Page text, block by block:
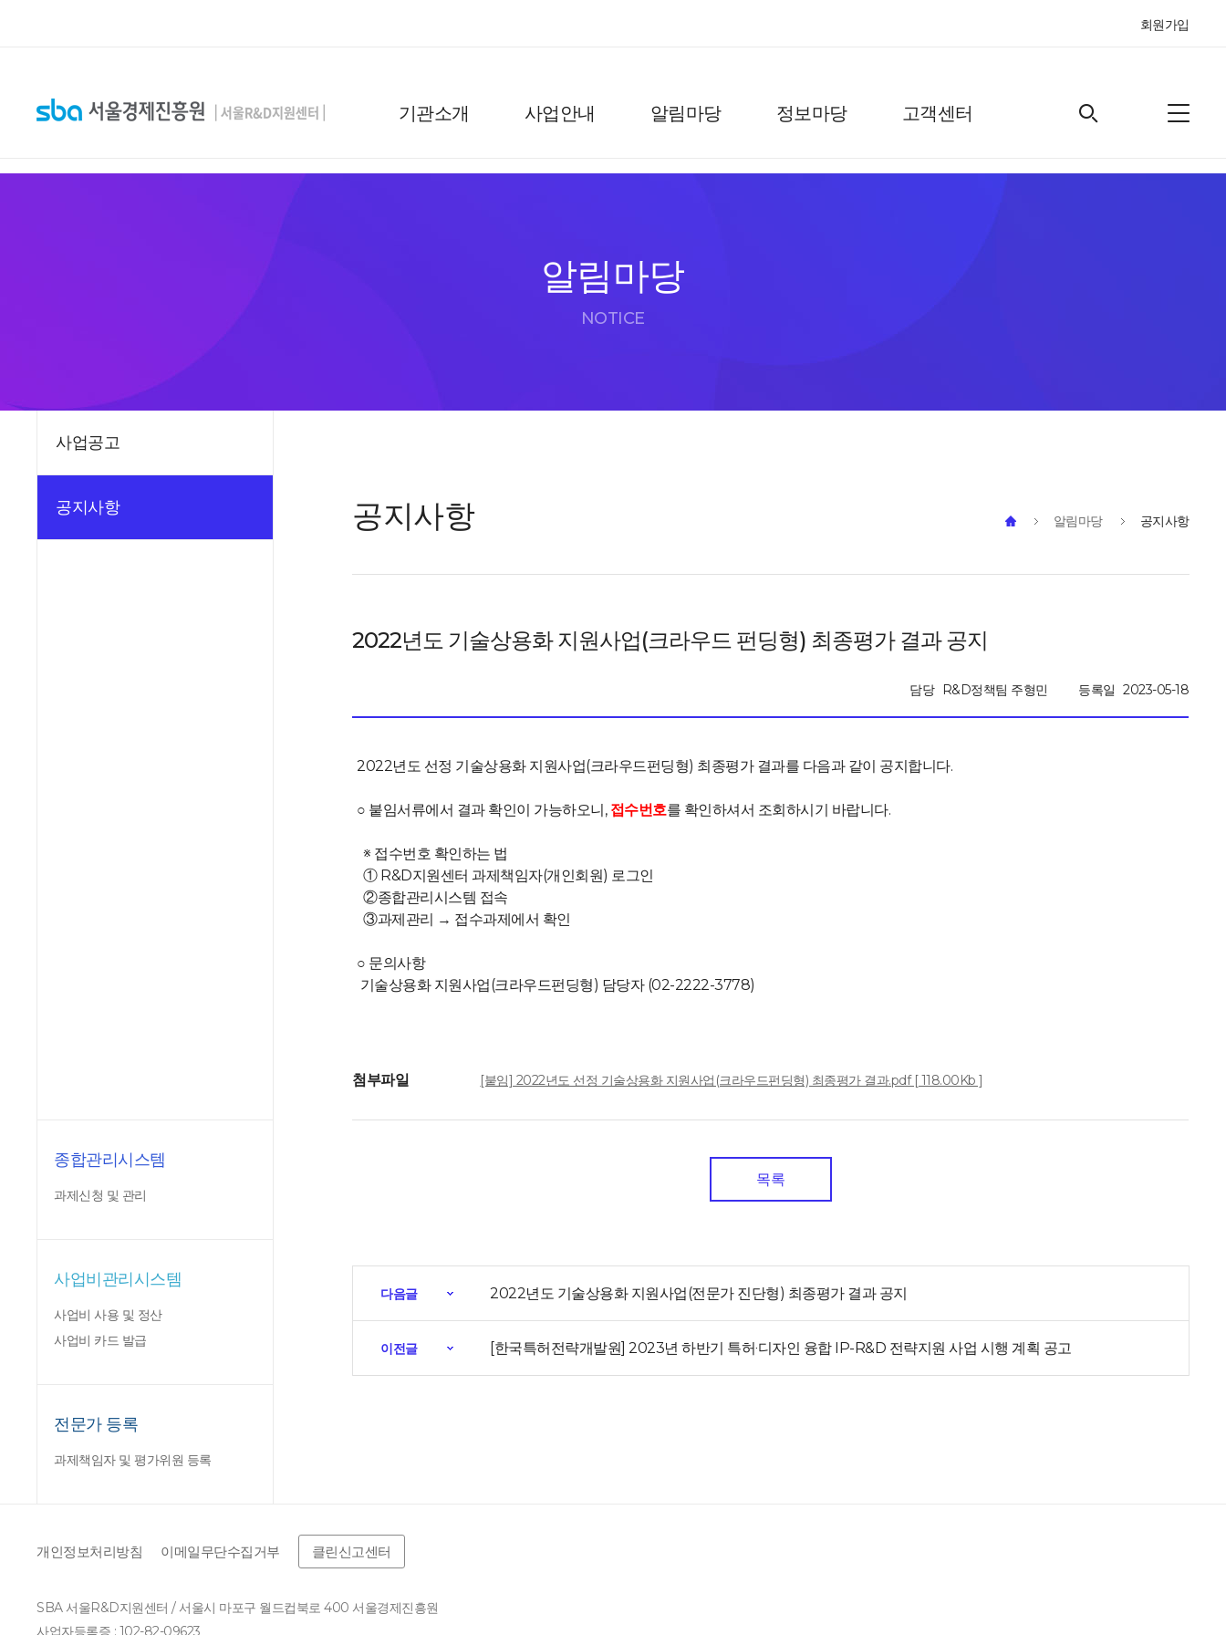
회원가입
기관소개 사업안내 알림마당 정보마당 고객센터
알림마당
NOTICE
사업공고
공지사항
종합관리시스템
과제신청 및 관리
사업비관리시스템
사업비 사용 및 정산
사업비 카드 발급
전문가 등록
과제책임자 및 평가위원 등록
공지사항 알림마당 공지사항
2022년도 기술상용화 지원사업(크라우드 펀딩형) 최종평가 결과 공지
담당 R&D정책팀 주형민 등록일 2023-05-18
2022년도 선정 기술상용화 지원사업(크라우드펀딩형) 최종평가 결과를 다음과 같이 공지합니다.
○ 붙임서류에서 결과 확인이 가능하오니, 접수번호를 확인하셔서 조회하시기 바랍니다.
※ 접수번호 확인하는 법
① R&D지원센터 과제책임자(개인회원) 로그인
②종합관리시스템 접속
③과제관리 → 접수과제에서 확인
○ 문의사항
기술상용화 지원사업(크라우드펀딩형) 담당자 (02-2222-3778)
첨부파일 [붙임] 2022년도 선정 기술상용화 지원사업(크라우드펀딩형) 최종평가 결과.pdf [ 118.00Kb ]
목록
다음글 2022년도 기술상용화 지원사업(전문가 진단형) 최종평가 결과 공지
이전글 [한국특허전략개발원] 2023년 하반기 특허‧디자인 융합 IP-R&D 전략지원 사업 시행 계획 공고
개인정보처리방침 이메일무단수집거부 클린신고센터
SBA 서울R&D지원센터 / 서울시 마포구 월드컵북로 400 서울경제진흥원
사업자등록증 : 102-82-09623